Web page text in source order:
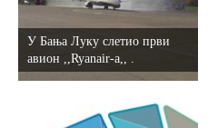
У Бања Луку слетио први
авион ,,Ryanair-a,, .